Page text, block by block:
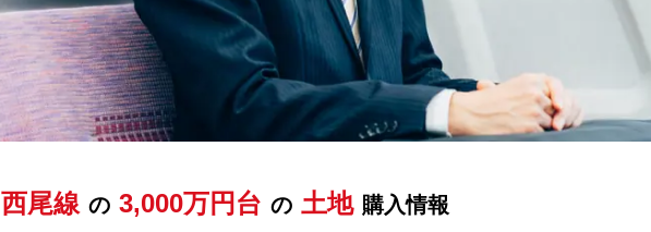
西尾線 の 3,000万円台 の 土地 購入情報